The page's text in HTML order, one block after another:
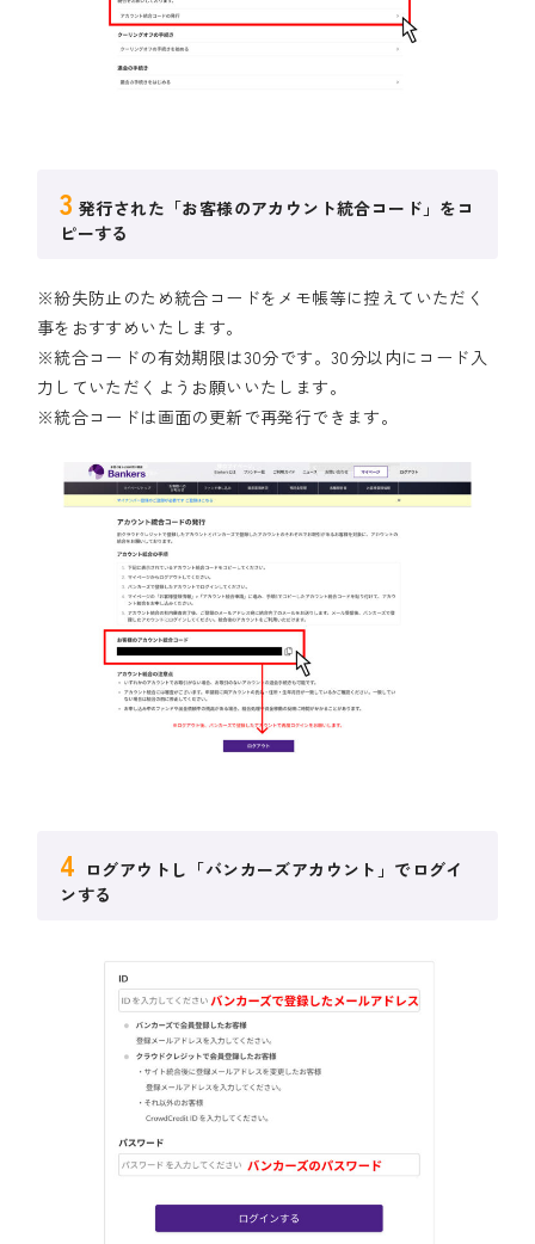
3 発行された「お客様のアカウント統合コード」をコ
ピーする
※紛失防止のため統合コードをメモ帳等に控えていただく
事をおすすめいたします。
※統合コードの有効期限は30分です。30分以内にコード入
力していただくようお願いいたします。
※統合コードは画面の更新で再発行できます。
4 ログアウトし「バンカーズアカウント」でログイ
ンする